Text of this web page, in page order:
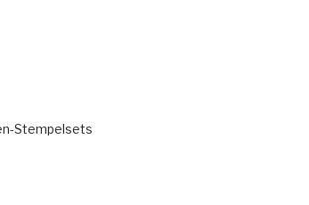
Stempelsets